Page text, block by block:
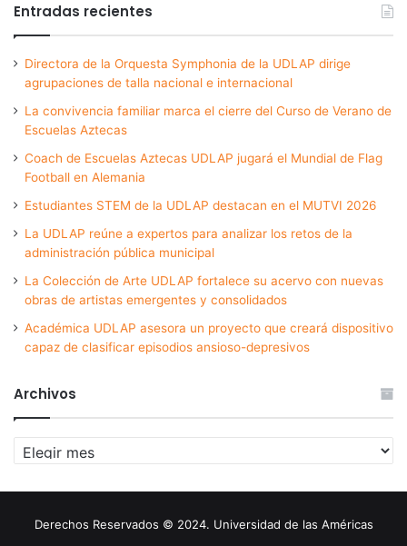
Entradas recientes
Directora de la Orquesta Symphonia de la UDLAP dirige
agrupaciones de talla nacional e internacional
La convivencia familiar marca el cierre del Curso de Verano de
Escuelas Aztecas
Coach de Escuelas Aztecas UDLAP jugará el Mundial de Flag
Football en Alemania
Estudiantes STEM de la UDLAP destacan en el MUTVI 2026
La UDLAP reúne a expertos para analizar los retos de la
administración pública municipal
La Colección de Arte UDLAP fortalece su acervo con nuevas
obras de artistas emergentes y consolidados
Académica UDLAP asesora un proyecto que creará dispositivo
capaz de clasificar episodios ansioso-depresivos
Archivos
Archivos
Derechos Reservados © 2024. Universidad de las Américas